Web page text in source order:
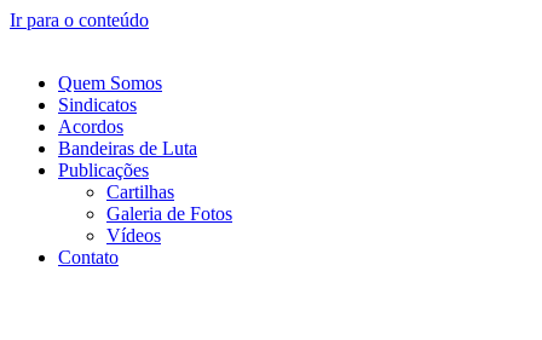
Ir para o conteúdo
Quem Somos
Sindicatos
Acordos
Bandeiras de Luta
Publicações
Cartilhas
Galeria de Fotos
Vídeos
Contato